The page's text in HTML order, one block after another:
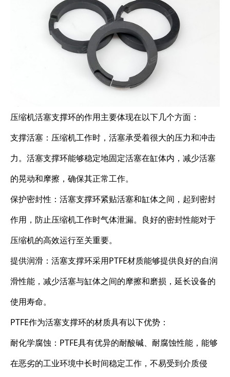
压缩机活塞支撑环的作用主要体现在以下几个方面：
支撑活塞：压缩机工作时，活塞承受着很大的压力和冲击
力。活塞支撑环能够稳定地固定活塞在缸体内，减少活塞
的晃动和摩擦，确保其正常工作。
保护密封性：活塞支撑环紧贴活塞和缸体之间，起到密封
作用，防止压缩机工作时气体泄漏。良好的密封性能对于
压缩机的高效运行至关重要。
提供润滑：活塞支撑环采用PTFE材质能够提供良好的自润
滑性能，减少活塞与缸体之间的摩擦和磨损，延长设备的
使用寿命。
PTFE作为活塞支撑环的材质具有以下优势：
耐化学腐蚀：PTFE具有优异的耐酸碱、耐腐蚀性能，能够
在恶劣的工业环境中长时间稳定工作，不易受到介质侵